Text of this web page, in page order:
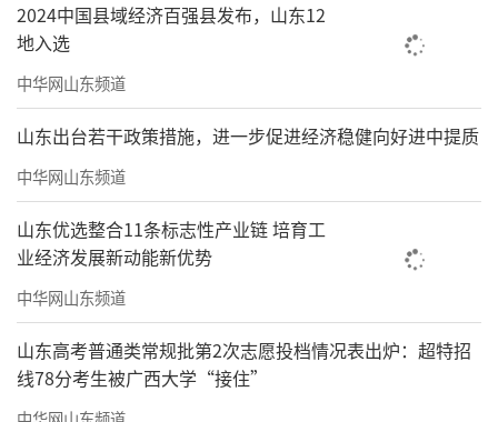
2024中国县域经济百强县发布，山东12
地入选
中华网山东频道
山东出台若干政策措施，进一步促进经济稳健向好进中提质
中华网山东频道
山东优选整合11条标志性产业链 培育工
业经济发展新动能新优势
中华网山东频道
山东高考普通类常规批第2次志愿投档情况表出炉：超特招
线78分考生被广西大学“接住”